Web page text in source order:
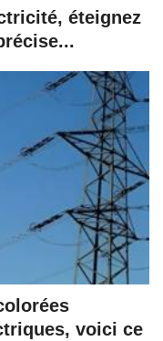
éteignez
voici ce